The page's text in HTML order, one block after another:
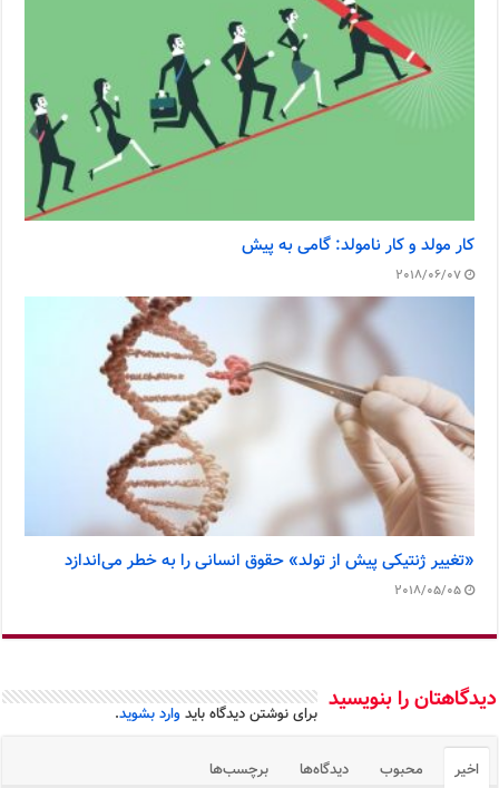
کار مولد و کار نامولد: گامی به پیش
2018/06/07
«تغییر ژنتیکی پیش از تولد» حقوق انسانی را به خطر می‌اندازد
2018/05/05
دیدگاهتان را بنویسید برای نوشتن دیدگاه بایدوارد بشوید.
اخیر محبوب دیدگاه‌ها برچسب‌ها